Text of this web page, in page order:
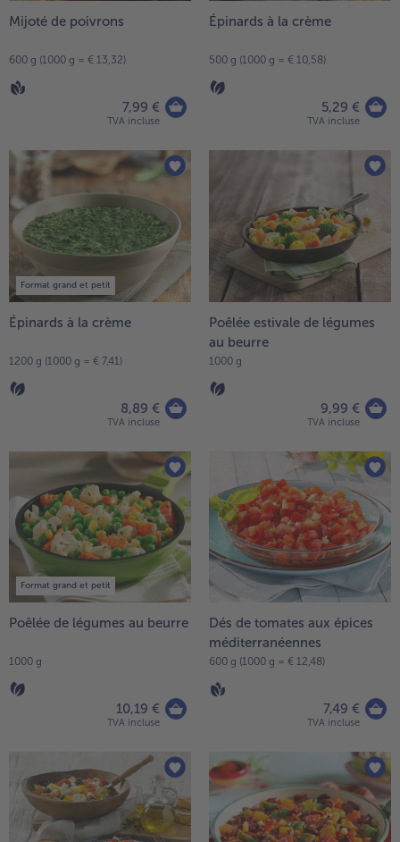
Mijoté de poivrons
600 g (1000 g = € 13,32)
7,99 €
TVA incluse
Épinards à la crème
500 g (1000 g = € 10,58)
5,29 €
TVA incluse
Format grand et petit
Épinards à la crème
1200 g (1000 g = € 7,41)
8,89 €
TVA incluse
Poêlée estivale de légumes
au beurre
1000 g
9,99 €
TVA incluse
Format grand et petit
Poêlée de légumes au beurre
1000 g
10,19 €
TVA incluse
Dés de tomates aux épices
méditerranéennes
600 g (1000 g = € 12,48)
7,49 €
TVA incluse